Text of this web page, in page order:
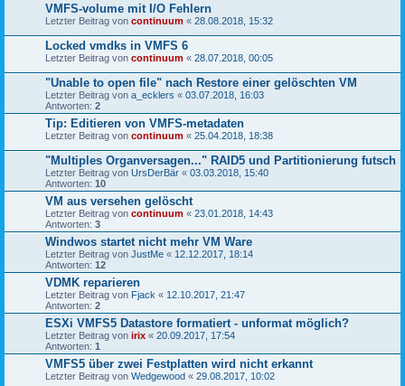
VMFS-volume mit I/O Fehlern
Letzter Beitrag von continuum « 28.08.2018, 15:32
Locked vmdks in VMFS 6
Letzter Beitrag von continuum « 28.07.2018, 00:05
"Unable to open file" nach Restore einer gelöschten VM
Letzter Beitrag von a_ecklers « 03.07.2018, 16:03
Antworten: 2
Tip: Editieren von VMFS-metadaten
Letzter Beitrag von continuum « 25.04.2018, 18:38
"Multiples Organversagen..." RAID5 und Partitionierung futsch
Letzter Beitrag von UrsDerBär « 03.03.2018, 15:40
Antworten: 10
VM aus versehen gelöscht
Letzter Beitrag von continuum « 23.01.2018, 14:43
Antworten: 3
Windwos startet nicht mehr VM Ware
Letzter Beitrag von JustMe « 12.12.2017, 18:14
Antworten: 12
VDMK reparieren
Letzter Beitrag von Fjack « 12.10.2017, 21:47
Antworten: 2
ESXi VMFS5 Datastore formatiert - unformat möglich?
Letzter Beitrag von irix « 20.09.2017, 17:54
Antworten: 1
VMFS5 über zwei Festplatten wird nicht erkannt
Letzter Beitrag von Wedgewood « 29.08.2017, 10:02